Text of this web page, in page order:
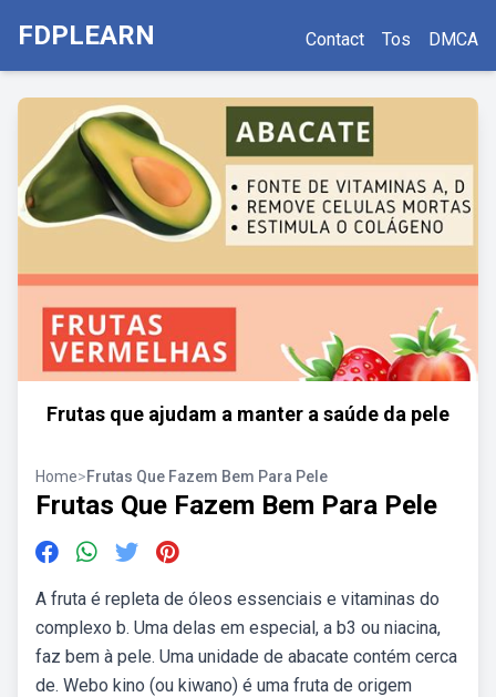
FDPLEARN Contact Tos DMCA
Frutas que ajudam a manter a saúde da pele
Home>Frutas Que Fazem Bem Para Pele
Frutas Que Fazem Bem Para Pele
A fruta é repleta de óleos essenciais e vitaminas do
complexo b. Uma delas em especial, a b3 ou niacina,
faz bem à pele. Uma unidade de abacate contém cerca
de. Webo kino (ou kiwano) é uma fruta de origem